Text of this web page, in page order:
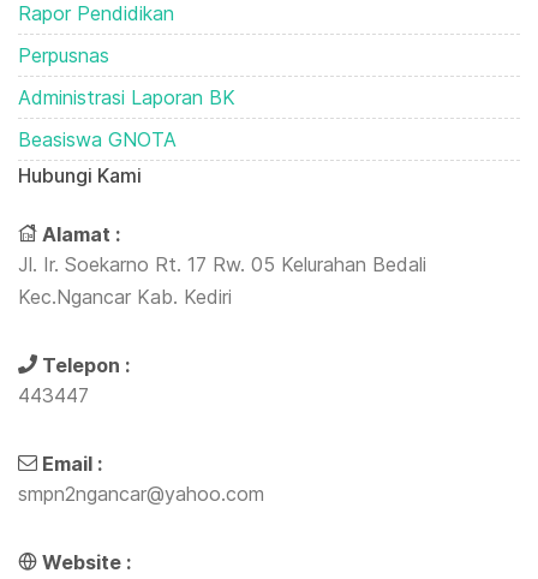
Rapor Pendidikan
Perpusnas
Administrasi Laporan BK
Beasiswa GNOTA
Hubungi Kami
Alamat :
Jl. Ir. Soekarno Rt. 17 Rw. 05 Kelurahan Bedali
Kec.Ngancar Kab. Kediri
Telepon :
443447
Email :
smpn2ngancar@yahoo.com
Website :